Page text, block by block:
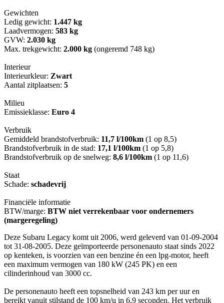
Gewichten
Ledig gewicht: 1.447 kg
Laadvermogen: 583 kg
GVW: 2.030 kg
Max. trekgewicht: 2.000 kg (ongeremd 748 kg)
Interieur
Interieurkleur: Zwart
Aantal zitplaatsen: 5
Milieu
Emissieklasse: Euro 4
Verbruik
Gemiddeld brandstofverbruik: 11,7 l/100km (1 op 8,5)
Brandstofverbruik in de stad: 17,1 l/100km (1 op 5,8)
Brandstofverbruik op de snelweg: 8,6 l/100km (1 op 11,6)
Staat
Schade: schadevrij
Financiële informatie
BTW/marge: BTW niet verrekenbaar voor ondernemers
(margeregeling)
Deze Subaru Legacy komt uit 2006, werd geleverd van 01-09-2004
tot 31-08-2005. Deze geïmporteerde personenauto staat sinds 2022
op kenteken, is voorzien van een benzine én een lpg-motor, heeft
een maximum vermogen van 180 kW (245 PK) en een
cilinderinhoud van 3000 cc.
De personenauto heeft een topsnelheid van 243 km per uur en
bereikt vanuit stilstand de 100 km/u in 6,9 seconden. Het verbruik